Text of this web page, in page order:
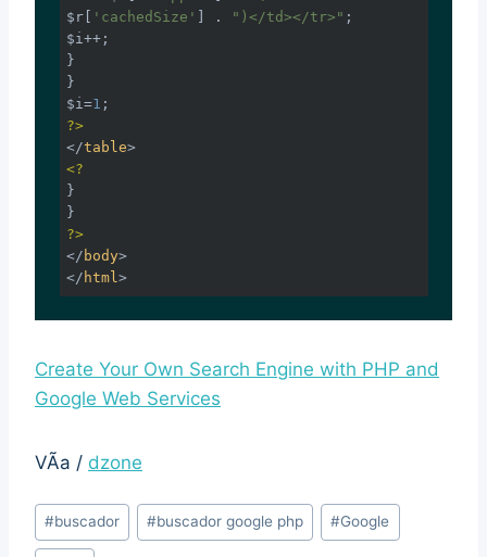
$r[
'cachedSize' ] . ")</td></tr>" ;
$i++;
}
}
$i=1
?>
</table>
<?
}
?>
</ body>
</ html>
Create Your Own Search Engine with PHP and
Google Web Services
VÃ­a / dzone
Post
Tags:
#buscador #buscador google php #Google